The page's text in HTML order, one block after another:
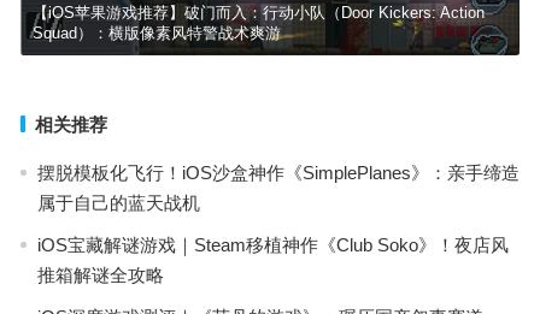
【iOS苹果游戏推荐】破门而入：行动小队（Door Kickers: Action
Squad）：横版像素风特警战术爽游
相关推荐
摆脱模板化飞行！iOS沙盒神作《SimplePlanes》：亲手缔造
属于自己的蓝天战机
iOS宝藏解谜游戏｜Steam移植神作《Club Soko》！夜店风
推箱解谜全攻略